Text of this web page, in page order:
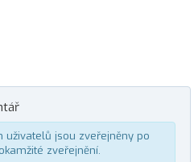
uživatelů jsou zveřejněny po
zveřejnění.